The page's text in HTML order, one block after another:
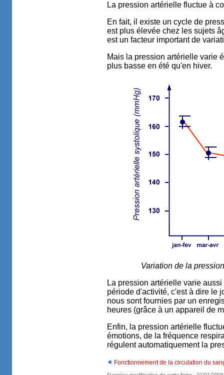
La pression artérielle fluctue à
En fait, il existe un cycle de
est plus élevée chez les sujets
est un facteur important de
Mais la pression artérielle varie
plus basse en été qu'en hiver.
Variation de la
La pression artérielle varie
période d'activité, c'est à dire le
nous sont fournies par un
heures (grâce à un appareil de
Enfin, la pression artérielle
émotions, de la fréquence
régulent automatiquement la
Fonctionnement de la circulation du